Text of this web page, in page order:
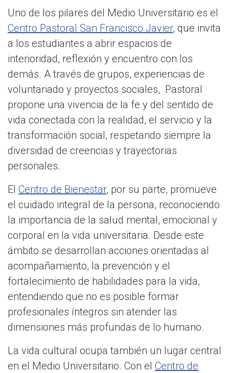
Uno de los pilares del Medio Universitario es el
Centro Pastoral San Francisco Javier, que invita
a los estudiantes a abrir espacios de
interioridad, reflexión y encuentro con los
demás. A través de grupos, experiencias de
voluntariado y proyectos sociales, Pastoral
propone una vivencia de la fe y del sentido de
vida conectada con la realidad, el servicio y la
transformación social, respetando siempre la
diversidad de creencias y trayectorias
personales.
El Centro de Bienestar, por su parte, promueve
el cuidado integral de la persona, reconociendo
la importancia de la salud mental, emocional y
corporal en la vida universitaria. Desde este
ámbito se desarrollan acciones orientadas al
acompañamiento, la prevención y el
fortalecimiento de habilidades para la vida,
entendiendo que no es posible formar
profesionales íntegros sin atender las
dimensiones más profundas de lo humano.
La vida cultural ocupa también un lugar central
en el Medio Universitario. Con el Centro de